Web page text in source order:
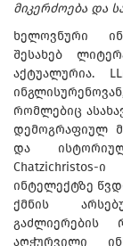
მიკერძოება და
ხელოვნური
შესახებ
აქტუალურია.
რომლებიც
დემოგრაფიულ
და
ინტელექტზე
ქმნის
გაძლიერების
აღჭურვილი